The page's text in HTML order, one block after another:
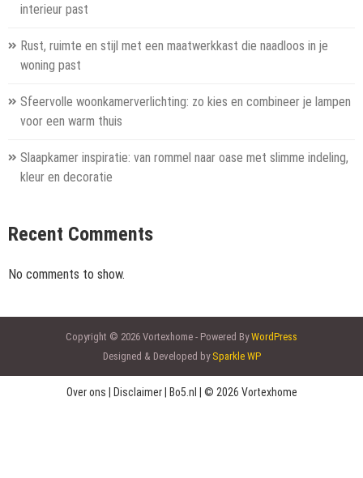
interieur past
Rust, ruimte en stijl met een maatwerkkast die naadloos in je
woning past
Sfeervolle woonkamerverlichting: zo kies en combineer je lampen
voor een warm thuis
Slaapkamer inspiratie: van rommel naar oase met slimme indeling,
kleur en decoratie
Recent Comments
No comments to show.
Copyright © 2026 Vortexhome - Powered ByWordPress
Designed & Developed by Sparkle WP
Over ons | Disclaimer| Bo5.nl | © 2026 Vortexhome